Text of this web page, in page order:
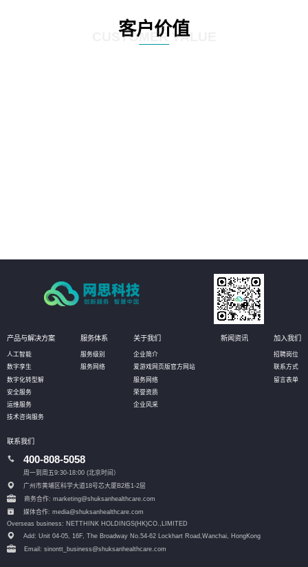
客户价值
CUSTOMER VALUE
产品与解决方案
人工智能
数字孪生
数字化转型解
安全服务
运维服务
技术咨询服务
服务体系
服务级别
服务网络
关于我们
企业简介
爱游戏网页版官方网站
服务网络
荣誉资质
企业风采
新闻资讯 加入我们
招聘岗位
联系方式
留言表单
联系我们
400-808-5058
周一到周五9:30-18:00 (北京时间）
广州市黄埔区科学大道18号芯大厦B2栋1-2层
商务合作: marketing@shuksanhealthcare.com
媒体合作: media@shuksanhealthcare.com
Overseas business: NETTHINK HOLDINGS(HK)CO.,LIMITED
Add: Unit 04-05, 16F, The Broadway No.54-62 Lockhart Road, Wanchai, HongKong
Email: sinontt_business@shuksanhealthcare.com